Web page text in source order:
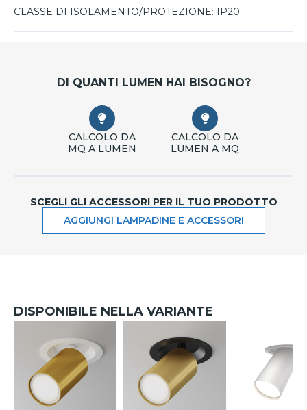
CLASSE DI ISOLAMENTO/PROTEZIONE: IP20
DI QUANTI LUMEN HAI BISOGNO?
CALCOLO DA
MQ A LUMEN
CALCOLO DA
LUMEN A MQ
SCEGLI GLI ACCESSORI PER IL TUO PRODOTTO
AGGIUNGI LAMPADINE E ACCESSORI
DISPONIBILE NELLA VARIANTE